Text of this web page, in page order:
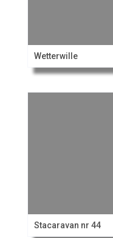
Wetterwille
Stacaravan nr 44